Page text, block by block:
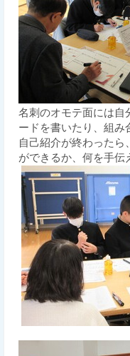
名刺のオモテ面には自
ードを書いたり、組み
自己紹介が終わった
ができるか、何を手伝